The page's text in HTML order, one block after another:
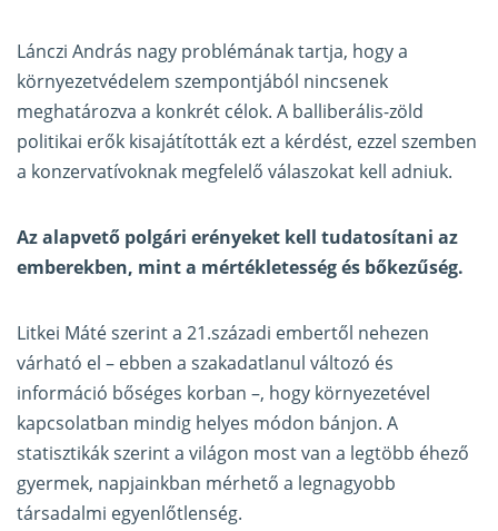
Lánczi András nagy problémának tartja, hogy a
környezetvédelem szempontjából nincsenek
meghatározva a konkrét célok. A balliberális-zöld
politikai erők kisajátították ezt a kérdést, ezzel szemben
a konzervatívoknak megfelelő válaszokat kell adniuk.
Az alapvető polgári erényeket kell tudatosítani az
emberekben, mint a mértékletesség és bőkezűség.
Litkei Máté szerint a 21.századi embertől nehezen
várható el – ebben a szakadatlanul változó és
információ bőséges korban –, hogy környezetével
kapcsolatban mindig helyes módon bánjon. A
statisztikák szerint a világon most van a legtöbb éhező
gyermek, napjainkban mérhető a legnagyobb
társadalmi egyenlőtlenség.